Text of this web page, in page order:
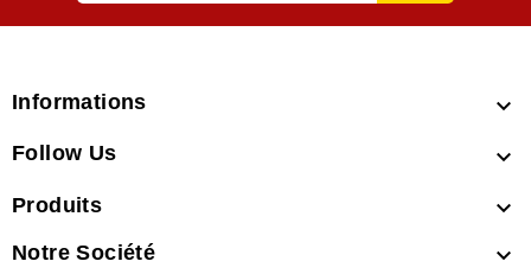
Informations 
Follow Us 
Produits 
Notre Société 